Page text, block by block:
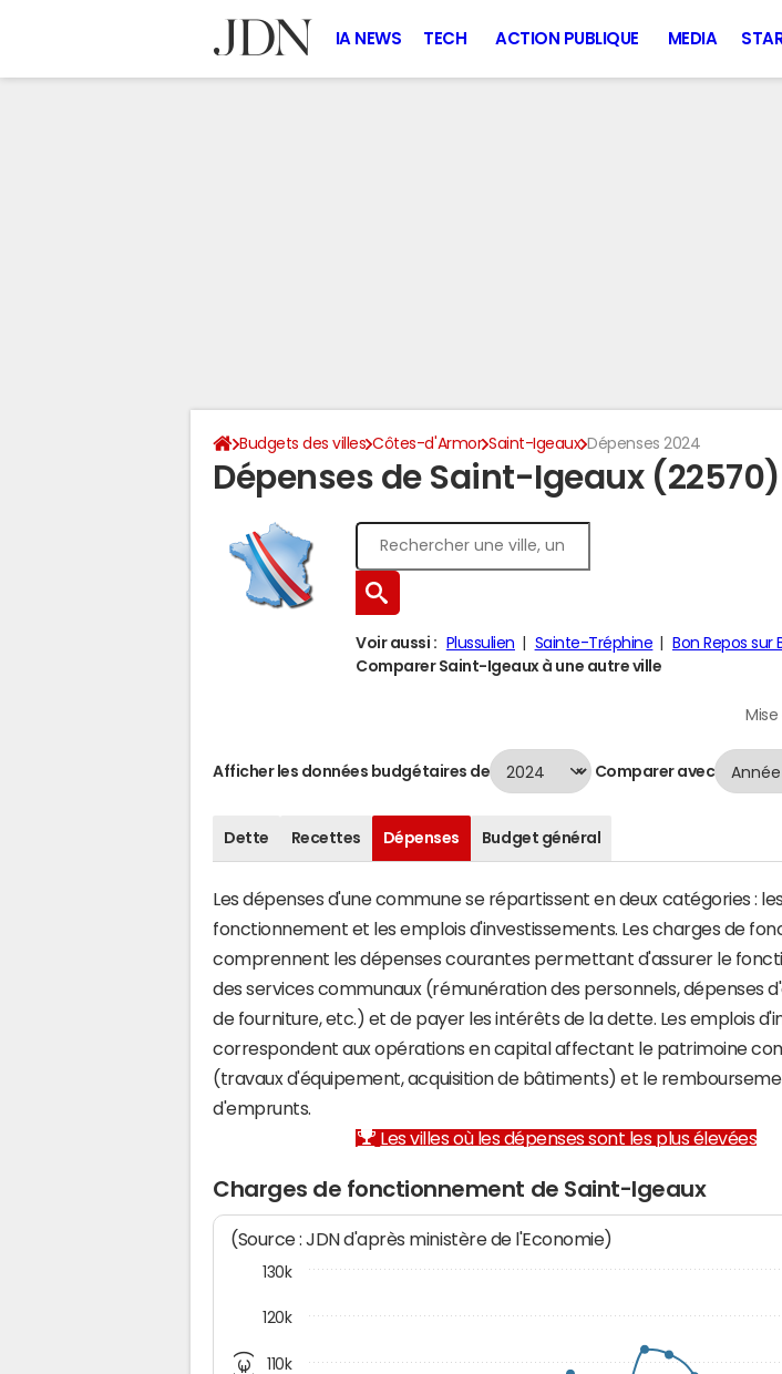
IA NEWS TECH ACTION PUBLIQUE MEDIA
Budgets des villes Côtes-d'Armor Saint-Igeaux Dépenses 2024
Dépenses de Saint-Igeaux (22570)
Voir aussi : Plussulien Sainte-Tréphine
Bon Repos sur
Comparer Saint-Igeaux à une autre ville
Mise
Afficher les données budgétaires de Comparer avec
Dette Recettes Dépenses Budget général
Les dépenses d'une commune se répartissent en deux catégories :
fonctionnement et les emplois d'investissements. Les charges de
comprennent les dépenses courantes permettant d'assurer le
des services communaux (rémunération des personnels, dépenses
de fourniture, etc.) et de payer les intérêts de la dette. Les emplois
correspondent aux opérations en capital affectant le patrimoine
(travaux d'équipement, acquisition de bâtiments) et le
d'emprunts.
Les villes où les dépenses sont les plus élevées
Charges de fonctionnement de Saint-Igeaux
(Source : JDN d'après ministère de l'Economie)
110k
120k
130k